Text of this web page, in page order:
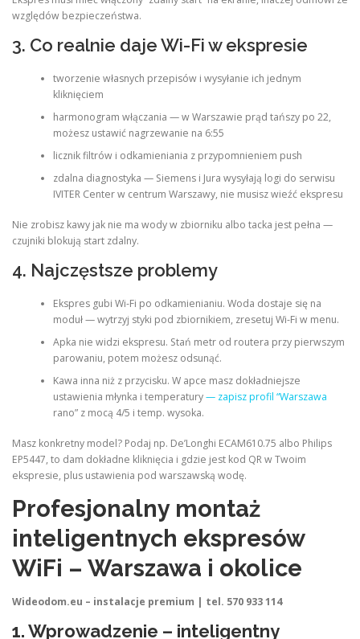
względów bezpieczeństwa.
3. Co realnie daje Wi-Fi w ekspresie
tworzenie własnych przepisów i wysyłanie ich jednym
kliknięciem
harmonogram włączania — w Warszawie prąd tańszy po 22,
możesz ustawić nagrzewanie na 6:55
licznik filtrów i odkamieniania z przypomnieniem push
zdalna diagnostyka — Siemens i Jura wysyłają logi do serwisu
IVITER Center w centrum Warszawy, nie musisz wieźć ekspresu
Nie zrobisz kawy jak nie ma wody w zbiorniku albo tacka jest pełna —
czujniki blokują start zdalny.
4. Najczęstsze problemy
Ekspres gubi Wi-Fi po odkamienianiu. Woda dostaje się na
moduł — wytrzyj styki pod zbiornikiem, zresetuj Wi-Fi w menu.
Apka nie widzi ekspresu. Stań metr od routera przy pierwszym
parowaniu, potem możesz odsunąć.
Kawa inna niż z przycisku. W apce masz dokładniejsze
ustawienia młynka i temperatury— zapisz profil “Warszawa
rano” z mocą 4/5 i temp. wysoka.
Masz konkretny model? Podaj np. De’Longhi ECAM610.75 albo Philips
EP5447, to dam dokładne kliknięcia i gdzie jest kod QR w Twoim
ekspresie, plus ustawienia pod warszawską wodę.
Profesjonalny montaż
inteligentnych ekspresów
WiFi – Warszawa i okolice
Wideodom.eu – instalacje premium | tel. 570 933 114
1. Wprowadzenie – inteligentny